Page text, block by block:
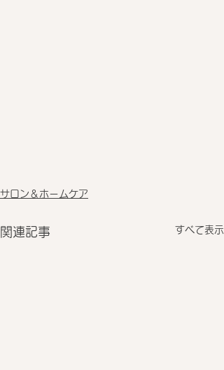
サロン＆ホームケア
関連記事 すべて表示